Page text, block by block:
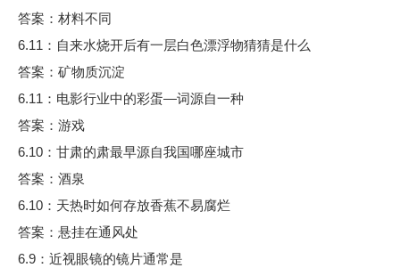
答案：材料不同
6.11：自来水烧开后有一层白色漂浮物猜猜是什么
答案：矿物质沉淀
6.11：电影行业中的彩蛋—词源自一种
答案：游戏
6.10：甘肃的肃最早源自我国哪座城市
答案：酒泉
6.10：天热时如何存放香蕉不易腐烂
答案：悬挂在通风处
6.9：近视眼镜的镜片通常是